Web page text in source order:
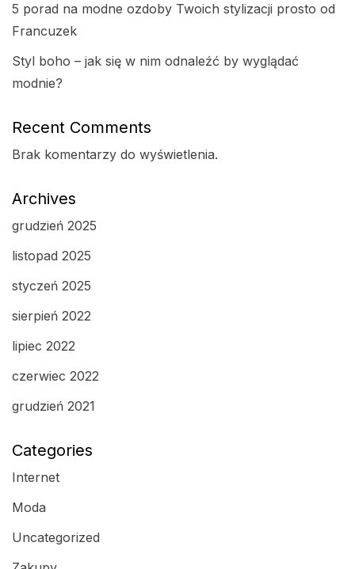
5 porad na modne ozdoby Twoich stylizacji prosto od
Francuzek
Styl boho – jak się w nim odnaleźć by wyglądać
modnie?
Recent Comments
Brak komentarzy do wyświetlenia.
Archives
grudzień 2025
listopad 2025
styczeń 2025
sierpień 2022
lipiec 2022
czerwiec 2022
grudzień 2021
Categories
Internet
Moda
Uncategorized